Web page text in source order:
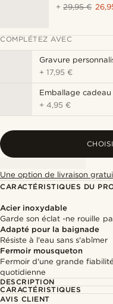
+29,95 €
COMPLÉTEZ AVEC
Gravure
+17,95 €
Emballage cadeau
+4,95 €
Une option de livraison
CARACTÉRISTIQUES DU
Acier inoxydable
Garde son éclat -ne rouille
Adapté pour la baignade
Résiste à l'eau sans s'abîmer
Fermoir mousqueton
Fermoir d'une grande
quotidienne
DESCRIPTION
CARACTÉRISTIQUES
AVIS CLIENT